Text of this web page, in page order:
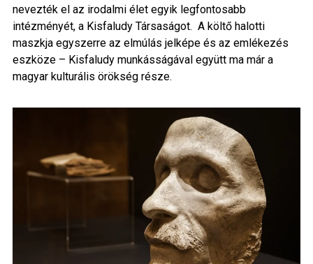
nevezték el az irodalmi élet egyik legfontosabb
intézményét, a Kisfaludy Társaságot. A költő halotti
maszkja egyszerre az elmúlás jelképe és az emlékezés
eszköze – Kisfaludy munkásságával együtt ma már a
magyar kulturális örökség része.